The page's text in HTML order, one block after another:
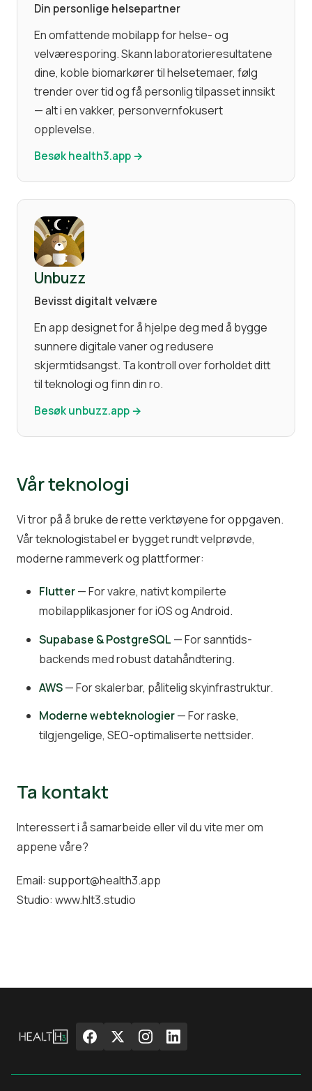
Din personlige helsepartner
En omfattende mobilapp for helse- og
velværesporing. Skann laboratorieresultatene
dine, koble biomarkører til helsetemaer, følg
trender over tid og få personlig tilpasset innsikt
— alt i en vakker, personvernfokusert
opplevelse.
Besøk health3.app →
Unbuzz
Bevisst digitalt velvære
En app designet for å hjelpe deg med å bygge
sunnere digitale vaner og redusere
skjermtidsangst. Ta kontroll over forholdet ditt
til teknologi og finn din ro.
Besøk unbuzz.app →
Vår teknologi
Vi tror på å bruke de rette verktøyene for oppgaven.
Vår teknologistabel er bygget rundt velprøvde,
moderne rammeverk og plattformer:
Flutter— For vakre, nativt kompilerte
mobilapplikasjoner for iOS og Android.
Supabase & PostgreSQL — For sanntids-
backends med robust datahåndtering.
AWS— For skalerbar, pålitelig skyinfrastruktur.
Moderne webteknologier— For raske,
tilgjengelige, SEO-optimaliserte nettsider.
Ta kontakt
Interessert i å samarbeide eller vil du vite mer om
appene våre?
Email: support@health3.app
Studio: www.hlt3.studio